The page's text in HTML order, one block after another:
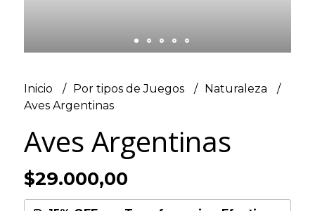
Inicio Por tipos de Juegos
Naturaleza
Aves Argentinas
Aves Argentinas
$29.000,00